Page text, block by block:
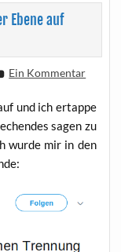
Ebene auf
Ein Kommentar
und ich ertap­pe
sagen zu
wur­de mir in den